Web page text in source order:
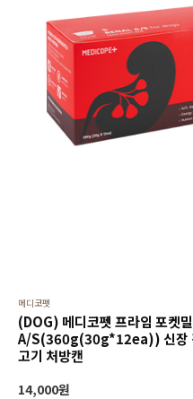
메디코펫
(DOG) 메디코펫 프라임 포켓
A/S(360g(30g*12ea)) 신장
고기 처방캔
14,000원